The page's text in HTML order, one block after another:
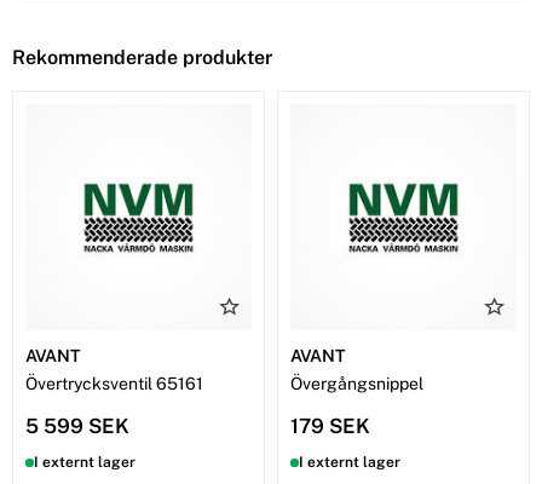
Rekommenderade produkter
AVANT
Övertrycksventil 65161
5 599 SEK
I externt lager
AVANT
Övergångsnippel
179 SEK
I externt lager